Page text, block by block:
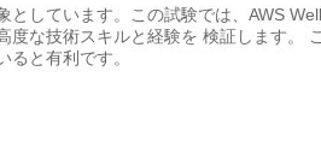
しています。この試験では、AWS
な技術スキルと経験を 検証します。
と有利です。